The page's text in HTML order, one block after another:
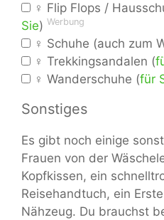
♀ Flip Flops /
Sie) Werbung
♀ Schuhe (auch zum
♀ Trekkingsandalen (
♀ Wanderschuhe (für
Sonstiges
Es gibt noch einige
Frauen von der
Kopfkissen, ein
Reisehandtuch, ein
Nähzeug. Du brauchst